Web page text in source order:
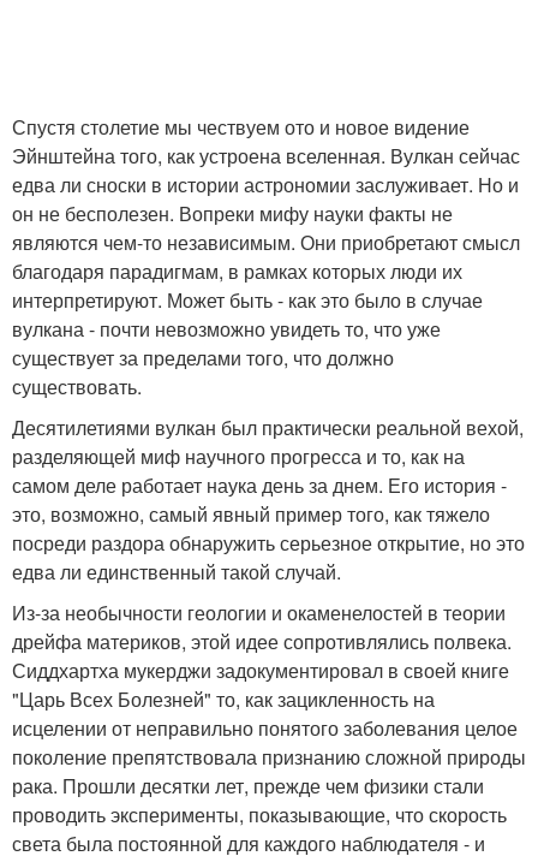
Спустя столетие мы чествуем ото и новое видение
Эйнштейна того, как устроена вселенная. Вулкан сейчас
едва ли сноски в истории астрономии заслуживает. Но и
он не бесполезен. Вопреки мифу науки факты не
являются чем-то независимым. Они приобретают смысл
благодаря парадигмам, в рамках которых люди их
интерпретируют. Может быть - как это было в случае
вулкана - почти невозможно увидеть то, что уже
существует за пределами того, что должно
существовать.
Десятилетиями вулкан был практически реальной вехой,
разделяющей миф научного прогресса и то, как на
самом деле работает наука день за днем. Его история -
это, возможно, самый явный пример того, как тяжело
посреди раздора обнаружить серьезное открытие, но это
едва ли единственный такой случай.
Из-за необычности геологии и окаменелостей в теории
дрейфа материков, этой идее сопротивлялись полвека.
Сиддхартха мукерджи задокументировал в своей книге
"Царь Всех Болезней" то, как зацикленность на
исцелении от неправильно понятого заболевания целое
поколение препятствовала признанию сложной природы
рака. Прошли десятки лет, прежде чем физики стали
проводить эксперименты, показывающие, что скорость
света была постоянной для каждого наблюдателя - и